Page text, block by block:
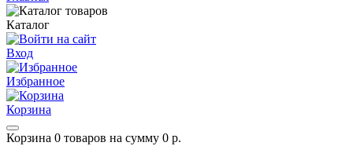
Каталог
Вход
Избранное
Корзина
Корзина 0 товаров на сумму 0 р.